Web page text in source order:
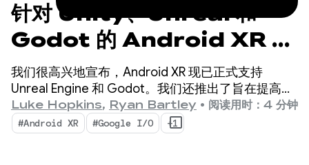
针对 Unity、Unreal 和
Godot 的 Android XR 更
新
我们很高兴地宣布，Android XR 现已正式支持
Unreal Engine 和 Godot。我们还推出了旨在提高您
的工作效率并实现全新 XR 功能的新工具：Android
XR Engine Hub 和 Android XR Interaction
Framework。
Luke Hopkins, Ryan Bartley • 阅读用时：4 分钟
#Android XR #Google I/O +1